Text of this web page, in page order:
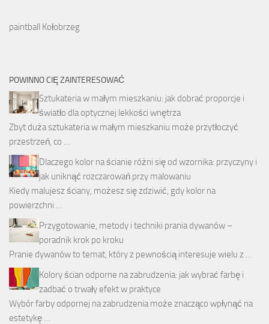
paintball Kołobrzeg
POWINNO CIĘ ZAINTERESOWAĆ
Sztukateria w małym mieszkaniu: jak dobrać proporcje i
światło dla optycznej lekkości wnętrza
Zbyt duża sztukateria w małym mieszkaniu może przytłoczyć
przestrzeń, co …
Dlaczego kolor na ścianie różni się od wzornika: przyczyny i
jak uniknąć rozczarowań przy malowaniu
Kiedy malujesz ściany, możesz się zdziwić, gdy kolor na
powierzchni …
Przygotowanie, metody i techniki prania dywanów –
poradnik krok po kroku
Pranie dywanów to temat, który z pewnością interesuje wielu z …
Kolory ścian odporne na zabrudzenia: jak wybrać farbę i
zadbać o trwały efekt w praktyce
Wybór farby odpornej na zabrudzenia może znacząco wpłynąć na
estetykę …